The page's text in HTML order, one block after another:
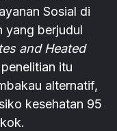
Sosial di
yang berjudul
and Heated
itu
alternatif,
kesehatan 95